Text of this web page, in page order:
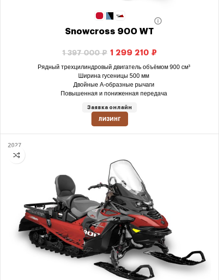
Snowcross 900 WT
1 397 000₽ 1 299 210 ₽
Рядный трехцилиндровый двигатель объёмом 900 см³
Ширина гусеницы 500 мм
Двойные А-образные рычаги
Повышенная и пониженная передача
Заявка онлайн
ЛИЗИНГ
2027